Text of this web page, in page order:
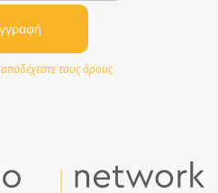
αποδέχεστε τους όρους